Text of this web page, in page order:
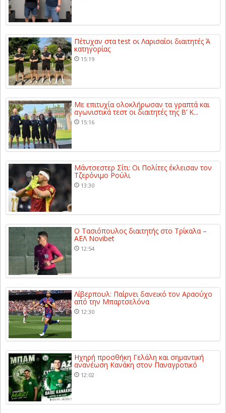
Πέτυχαν στα test οι Λαρισαίοι διαιτητές Ά
κατηγορίας
15:19
Με επιτυχία ολοκλήρωσαν τα γραπτά και
αγωνιστικά τεστ οι διαιτητές της Β’ Κ...
15:16
Μάντσεστερ Σίτι: Οι Πολίτες έκλεισαν τον
Τζερόνιμο Ρούλι
13:30
Ο Τασιόπουλος διαιτητής στο Τρίκαλα –
ΑΕΛ Novibet
12:54
Λίβερπουλ: Παίρνει δανεικό τον Αραούχο
από την Μπαρτσελόνα
12:30
Ηχηρή προσθήκη Γελάλη και σημαντική
ανανέωση Κανάκη στον Παναγροτικό
12:02